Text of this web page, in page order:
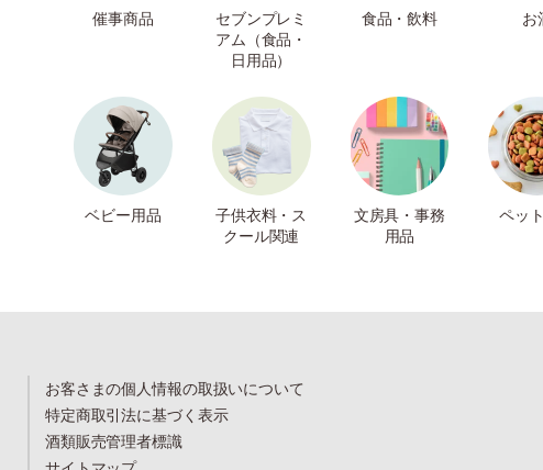
催事商品
セブンプレミ
アム（食品・
日用品）
食品・飲料 お
ベビー用品
子供衣料・ス
クール関連
文房具・事務
用品
ペッ
お客さまの個人情報の取扱いについて
特定商取引法に基づく表示
酒類販売管理者標識